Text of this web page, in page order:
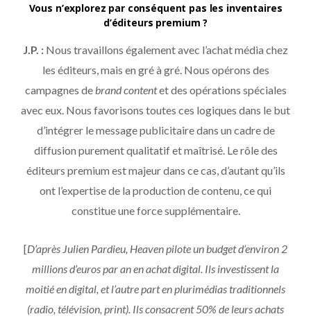
Vous n’explorez par conséquent pas les inventaires
d’éditeurs premium ?
J.P. : Nous travaillons également avec l’achat média chez
les éditeurs, mais en gré à gré. Nous opérons des
campagnes de brand contentet des opérations spéciales
avec eux. Nous favorisons toutes ces logiques dans le but
d’intégrer le message publicitaire dans un cadre de
diffusion purement qualitatif et maîtrisé. Le rôle des
éditeurs premium est majeur dans ce cas, d’autant qu’ils
ont l’expertise de la production de contenu, ce qui
constitue une force supplémentaire.
[D’après Julien Pardieu, Heaven pilote un budget d’environ 2
millions d’euros par an en achat digital. Ils investissent la
moitié en digital, et l’autre part en plurimédias traditionnels
(radio, télévision, print). Ils consacrent 50% de leurs achats